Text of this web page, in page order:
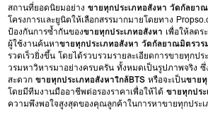
สถานที่ยอดนิยมอย่างขายทุกประเภทอสังหา วัดกัลยา
โครงการและยูนิตให้เลือกสรรมากมายโดยทาง
ป้องกันการซ้ำกันของขายทุกประเภทอสังหา เพื่อให้ลดร
ผู้ใช้งานค้นหาขายทุกประเภทอสังหา วัดกัลยาณมิตรวร
รวดเร็วยิ่งขึ้น โดยได้รวบรวมรายละเอียดการขายทุกป
วรมหาวิหารมาอย่างครบครัน ทั้งหมดเป็นรูปภาพจริง ซึ่
สะดวกขายทุกประเภทอสังหาใกล้BTS หรือจะเป็นขาย
โดยมีทีมงานมืออาชีพต่อรองราคาเพื่อให้ได้ขายทุกปร
ความพึงพอใจสูงสุดของคุณลูกค้าในการหาขายทุกประ